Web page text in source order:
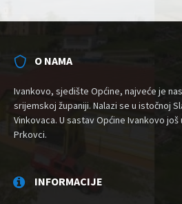
O NAMA
Ivankovo, sjedište Općine, najveće je
srijemskoj županiji. Nalazi se u istočnoj
Vinkovaca. U sastav Općine Ivankovo
Prkovci.
INFORMACIJE